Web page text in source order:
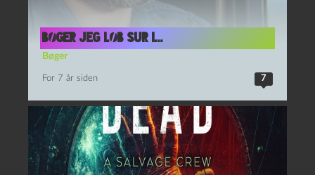
Bøger jeg løb sur i…
Bøger
For 7 år siden 7